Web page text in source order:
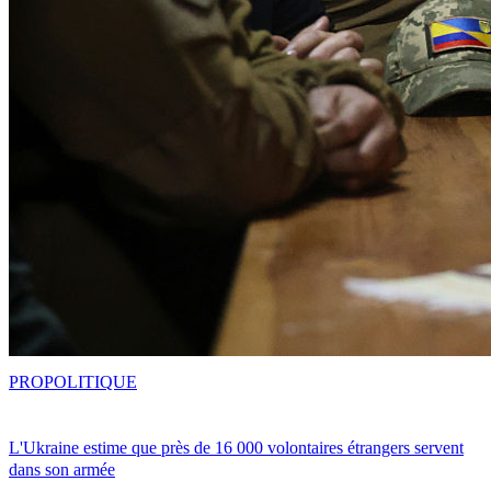
L'Ukraine estime que près de 16 000 volontaires étrangers servent
dans son armée
PROPOLITIQUE